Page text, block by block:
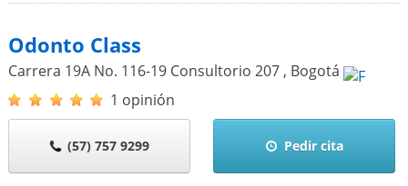
Odonto Class
Carrera 19A No. 116-19 Consultorio 207 , Bogotá
1 opinión
(57) 757 9299 Pedir cita